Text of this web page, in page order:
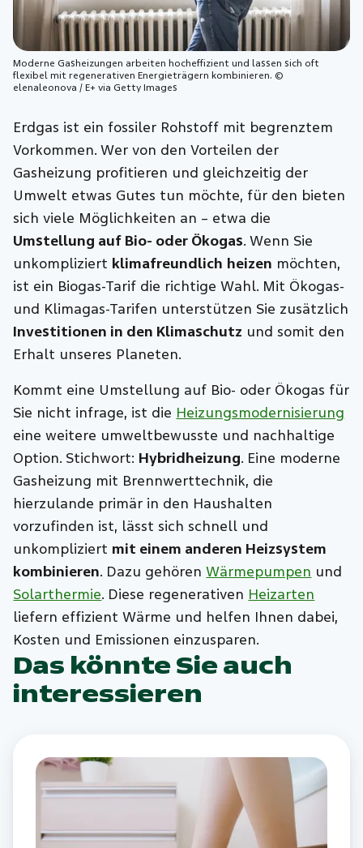
Moderne Gasheizungen arbeiten hocheffizient und lassen sich oft
flexibel mit regenerativen Energieträgern kombinieren. ©
elenaleonova / E+ via Getty Images
Erdgas ist ein fossiler Rohstoff mit begrenztem
Vorkommen. Wer von den Vorteilen der
Gasheizung profitieren und gleichzeitig der
Umwelt etwas Gutes tun möchte, für den bieten
sich viele Möglichkeiten an – etwa die
Umstellung auf Bio- oder Ökogas. Wenn Sie
unkompliziert klimafreundlich heizen möchten,
ist ein Biogas-Tarif die richtige Wahl. Mit Ökogas-
und Klimagas-Tarifen unterstützen Sie zusätzlich
Investitionen in den Klimaschutz und somit den
Erhalt unseres Planeten.
Kommt eine Umstellung auf Bio- oder Ökogas für
Sie nicht infrage, ist die Heizungsmodernisierung
eine weitere umweltbewusste und nachhaltige
Option. Stichwort: Hybridheizung. Eine moderne
Gasheizung mit Brennwerttechnik, die
hierzulande primär in den Haushalten
vorzufinden ist, lässt sich schnell und
unkompliziert mit einem anderen Heizsystem
kombinieren. Dazu gehörenWärmepumpen und
Solarthermie. Diese regenerativen Heizarten
liefern effizient Wärme und helfen Ihnen dabei,
Kosten und Emissionen einzusparen.
Das könnte Sie auch
interessieren